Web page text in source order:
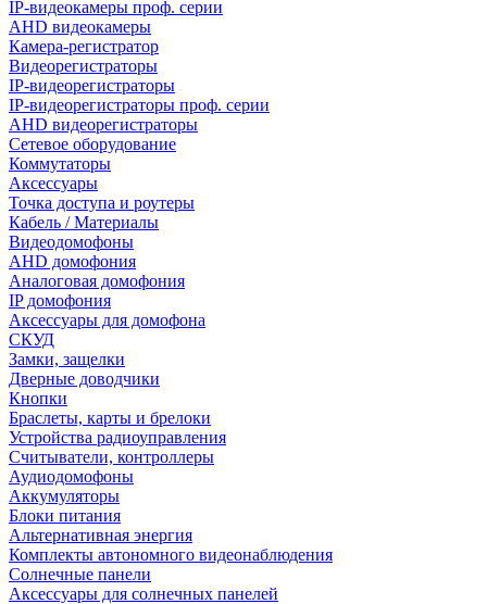
IP-видеокамеры проф. серии
AHD видеокамеры
Камера-регистратор
Видеорегистраторы
IP-видеорегистраторы
IP-видеорегистраторы проф. серии
AHD видеорегистраторы
Сетевое оборудование
Коммутаторы
Аксессуары
Точка доступа и роутеры
Кабель / Материалы
Видеодомофоны
AHD домофония
Аналоговая домофония
IP домофония
Аксессуары для домофона
СКУД
Замки, защелки
Дверные доводчики
Кнопки
Браслеты, карты и брелоки
Устройства радиоуправления
Считыватели, контроллеры
Аудиодомофоны
Аккумуляторы
Блоки питания
Альтернативная энергия
Комплекты автономного видеонаблюдения
Солнечные панели
Аксессуары для солнечных панелей